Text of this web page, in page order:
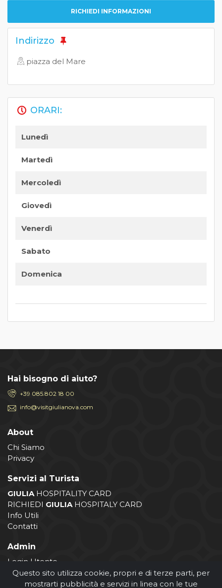
RICHIEDI INFORMAZIONI
Indirizzo
piazza del Mare
ORARI:
Lunedì
Martedì
Mercoledì
Giovedì
Venerdì
Sabato
Domenica
Hai bisogno di aiuto?
+39 085.802 18 00
info@visitgiulianova.com
About
Chi Siamo
Privacy
Servizi al Turista
GIULIA HOSPITALITY CARD
RICHIEDI GIULIA HOSPITALY CARD
Info Utili
Contatti
Admin
Login Utente
Login Operatore
Registrazione Operatore
Questo sito utilizza cookie, propri e di terze parti, per
mostrarti pubblicità e servizi in linea con le tue